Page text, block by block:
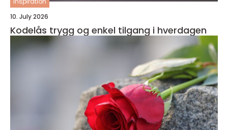
10. July 2026
Kodelås trygg og enkel tilgang i hverdagen